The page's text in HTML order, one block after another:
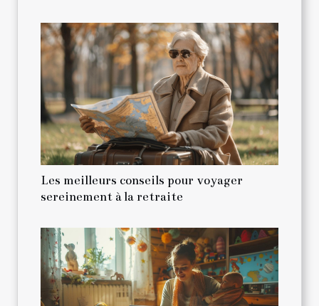
Les meilleurs conseils pour voyager
sereinement à la retraite